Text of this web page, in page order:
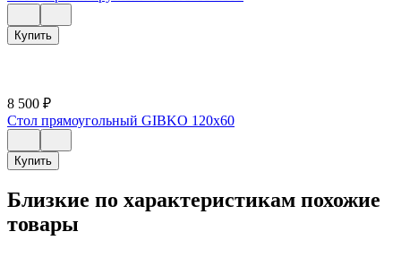
Купить
8 500 ₽
Стол прямоугольный GIBKO 120х60
Купить
Близкие по характеристикам похожие
товары